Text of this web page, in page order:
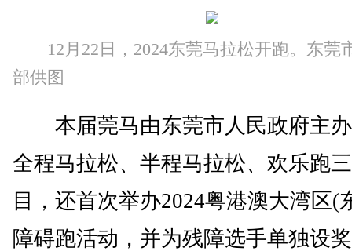
12月22日，2024东莞马拉松开跑。东莞
部供图
本届莞马由东莞市人民政府主
全程马拉松、半程马拉松、欢乐跑
目，还首次举办2024粤港澳大湾区(
障碍跑活动，并为残障选手单独设